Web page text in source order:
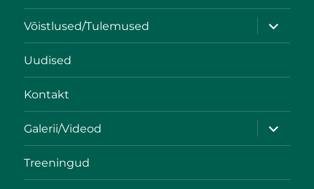
Võistlused/Tulemused
Uudised
Kontakt
Galerii/Videod
Treeningud